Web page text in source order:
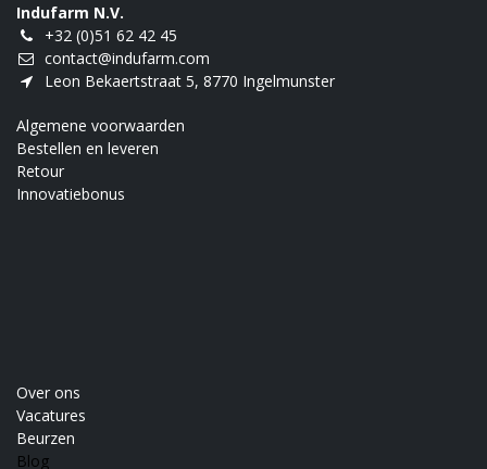
Indufarm N.V.
+32 (0)51 62 42 45
contact@indufarm.com
Leon Bekaertstraat 5, 8770 Ingelmunster
Algemene voorwaarden
Bestellen en leveren
Retour
Innovatiebonus
Over ons
Vacatures
Beurzen
Blog